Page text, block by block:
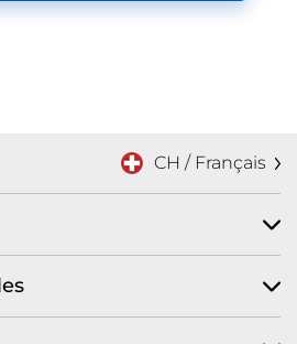
CH / Français